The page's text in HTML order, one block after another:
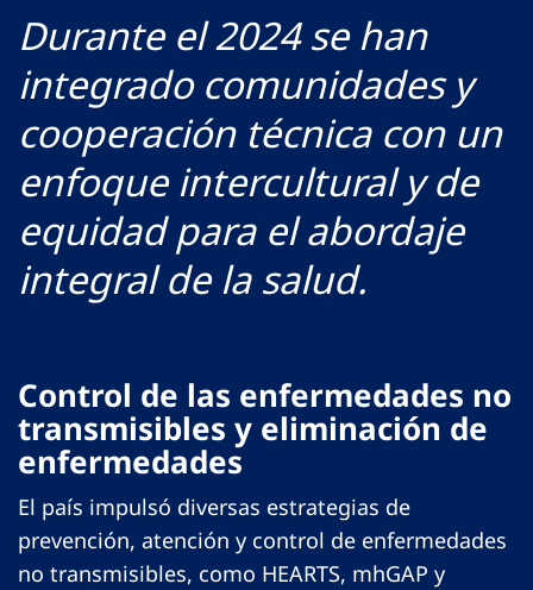
Durante el 2024 se han
integrado comunidades y
cooperación técnica con un
enfoque intercultural y de
equidad para el abordaje
integral de la salud.
Control de las enfermedades no
transmisibles y eliminación de
enfermedades
El país impulsó diversas estrategias de
prevención, atención y control de enfermedades
no transmisibles, como HEARTS, mhGAP y